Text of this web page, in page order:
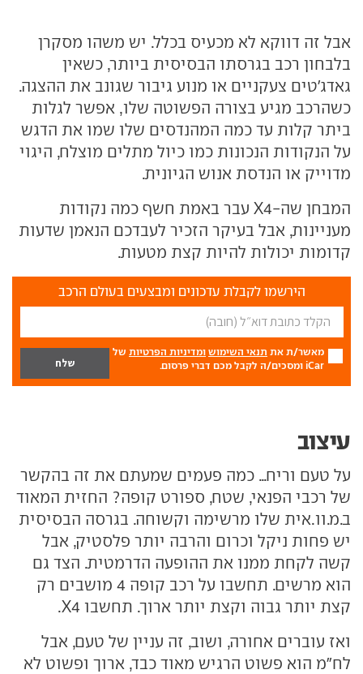
אבל זה דווקא לא מכעיס בכלל. יש משהו מסקרן
בלבחון רכב בגרסתו הבסיסית ביותר, כשאין
גאדג'טים צעקניים או מנוע גיבור שגונב את ההצגה.
כשהרכב מגיע בצורה הפשוטה שלו, אפשר לגלות
ביתר קלות עד כמה המהנדסים שלו שמו את הדגש
על הנקודות הנכונות כמו כיול מתלים מוצלח, היגוי
מדוייק או הנדסת אנוש הגיונית.
המבחן שה-X4 עבר באמת חשף כמה נקודות
מעניינות, אבל בעיקר הזכיר לעבדכם הנאמן שדעות
קדומות יכולות להיות קצת מטעות.
הירשמו לקבלת עדכונים ומבצעים בעולם הרכב
מאשר/ת את תנאי השימוש ומדיניות הפרטיות של
iCar ומסכים/ה לקבל מכם דברי פרסום.
עיצוב
על טעם וריח... כמה פעמים שמעתם את זה בהקשר
של רכבי הפנאי, שטח, ספורט קופה? החזית המאוד
ב.מ.וו.אית שלו מרשימה וקשוחה. בגרסה הבסיסית
יש פחות ניקל וכרום והרבה יותר פלסטיק, אבל
קשה לקחת ממנו את ההופעה הדרמטית. הצד גם
הוא מרשים. תחשבו על רכב קופה 4 מושבים רק
קצת יותר גבוה וקצת יותר ארוך. תחשבו X4.
ואז עוברים אחורה, ושוב, זה עניין של טעם, אבל
לח"מ הוא פשוט הרגיש מאוד כבד, ארוך ופשוט לא